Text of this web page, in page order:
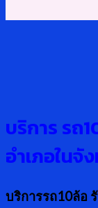
บริการ รถ
อำเภอใน
บริการรถ10ล้อ